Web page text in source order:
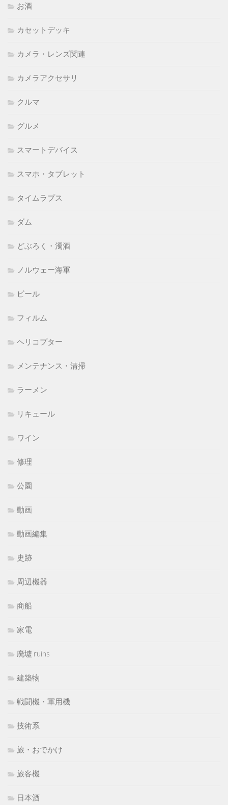
お酒
カセットデッキ
カメラ・レンズ関連
カメラアクセサリ
クルマ
グルメ
スマートデバイス
スマホ・タブレット
タイムラプス
ダム
どぶろく・濁酒
ノルウェー海軍
ビール
フィルム
ヘリコプター
メンテナンス・清掃
ラーメン
リキュール
ワイン
修理
公園
動画
動画編集
史跡
周辺機器
商船
家電
廃墟 ruins
建築物
戦闘機・軍用機
技術系
旅・おでかけ
旅客機
日本酒